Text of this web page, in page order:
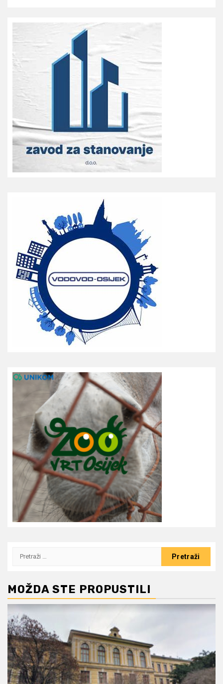
Pretraži:
MOŽDA STE PROPUSTILI